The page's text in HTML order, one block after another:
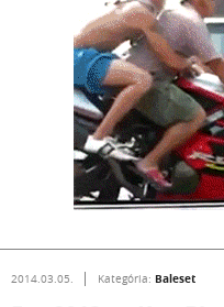
2014.03.05. Kategória: Baleset